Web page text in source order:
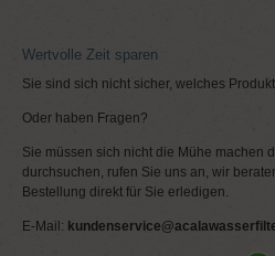
Wertvolle Zeit sparen
Sie sind sich nicht sicher, welches
Oder haben Fragen?
Sie müssen sich nicht die Mühe machen
durchsuchen, rufen Sie uns an, wir
Bestellung direkt für Sie erledigen.
E-Mail: